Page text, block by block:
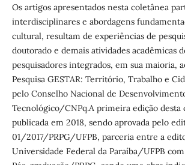
Os artigos apresentados nesta coletânea
interdisciplinares e abordagens
cultural, resultam de experiências de
doutorado e demais atividades acadêmicas
pesquisadores integrados, em sua maioria,
Pesquisa GESTAR: Território, Trabalho e
pelo Conselho Nacional de
Tecnológico/CNPq.A primeira edição desta
publicada em 2018, sendo aprovada pelo
01/2017/PRPG/UFPB, parceria entre a
Universidade Federal da Paraíba/UFPB